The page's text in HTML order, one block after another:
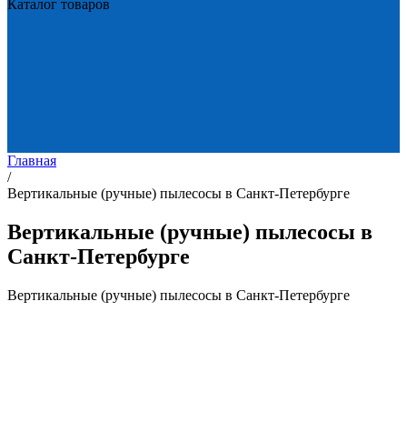
Каталог товаров
Главная
/
Вертикальные (ручные) пылесосы в Санкт-Петербурге
Вертикальные (ручные) пылесосы в
Санкт-Петербурге
Вертикальные (ручные) пылесосы в Санкт-Петербурге